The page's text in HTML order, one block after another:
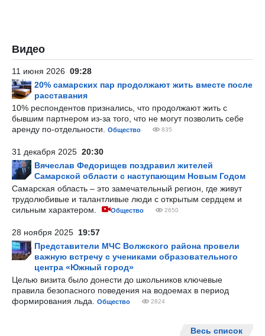
Видео
11 июня 2026 09:28
20% самарских пар продолжают жить вместе после
расставания
10% респондентов признались, что продолжают жить с
бывшим партнером из-за того, что не могут позволить себе
аренду по-отдельности.
Общество 835
31 декабря 2025 20:30
Вячеслав Федорищев поздравил жителей
Самарской области с наступающим Новым Годом
Самарская область – это замечательный регион, где живут
трудолюбивые и талантливые люди с открытым сердцем и
сильным характером.
Общество 2650
28 ноября 2025 19:57
Представители МЧС Волжского района провели
важную встречу с учениками образовательного
центра «Южный город»
Целью визита было донести до школьников ключевые
правила безопасного поведения на водоемах в период
формирования льда.
Общество 2824
Весь список